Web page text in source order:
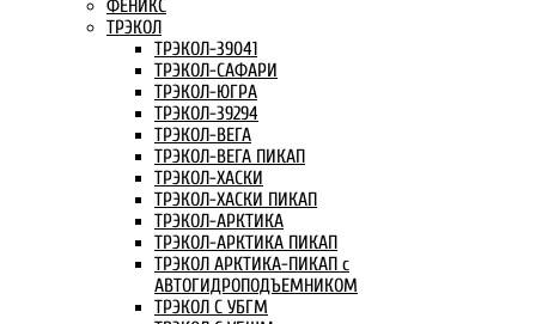
ФЕНИКС
ТРЭКОЛ
ТРЭКОЛ-39041
ТРЭКОЛ-САФАРИ
ТРЭКОЛ-ЮГРА
ТРЭКОЛ-39294
ТРЭКОЛ-ВЕГА
ТРЭКОЛ-ВЕГА ПИКАП
ТРЭКОЛ-ХАСКИ
ТРЭКОЛ-ХАСКИ ПИКАП
ТРЭКОЛ-АРКТИКА
ТРЭКОЛ-АРКТИКА ПИКАП
ТРЭКОЛ АРКТИКА-ПИКАП с
АВТОГИДРОПОДЪЕМНИКОМ
ТРЭКОЛ С УБГМ